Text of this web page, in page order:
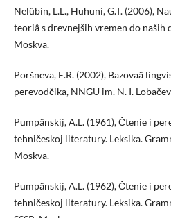
Nelûbin, L.L., Huhuni, G.T. (2006),
teoriâ s drevnejših vremen do naših
Moskva.
Poršneva, E.R. (2002), Bazovaâ
perevodčika, NNGU im. N. I.
Pumpânskij, A.L. (1961), Čtenie i
tehničeskoj literatury. Leksika.
Moskva.
Pumpânskij, A.L. (1962), Čtenie i
tehničeskoj literatury. Leksika.